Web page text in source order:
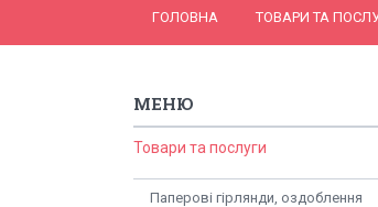
ГОЛОВНА ТОВАРИ ТА
Товари та послуги
Паперові гірлянди, оздоблення